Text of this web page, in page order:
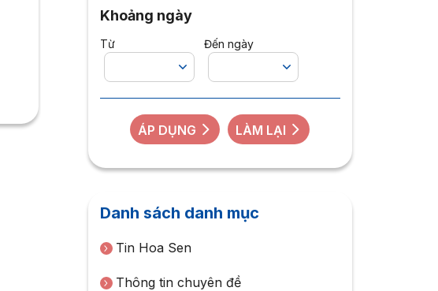
Khoảng ngày
Từ Đến ngày
ÁP DỤNG LÀM LẠI
Danh sách danh mục
Tin Hoa Sen
Thông tin chuyên đề